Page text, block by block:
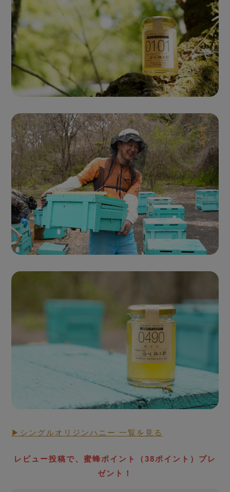
Single Origin Pure Honey
シングルオリジンハニー
とは
ハニーハンターが
買い付けした「新蜜」
RAW HONEY STORY
生蜂蜜
ローハニー
▶シングルオリジンハニー 一覧を見る
レビュー投稿で、蜜蜂ポイント（38ポイント）プレ
ゼント！